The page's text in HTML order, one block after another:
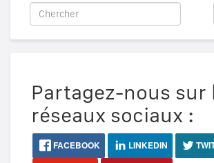
Partagez-nous sur
réseaux sociaux :
FACEBOOK LINKEDIN